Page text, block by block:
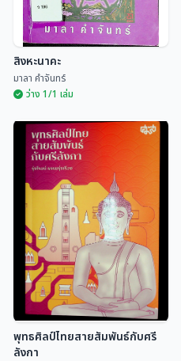
สิงหะนาคะ
มาลา คำจันทร์
สิงหะนาคะ
มาลา คำจันทร์
ว่าง 1/1 เล่ม
พุทธศิลป์ไทยสายสัมพันธ์กับศรี
ลังกา